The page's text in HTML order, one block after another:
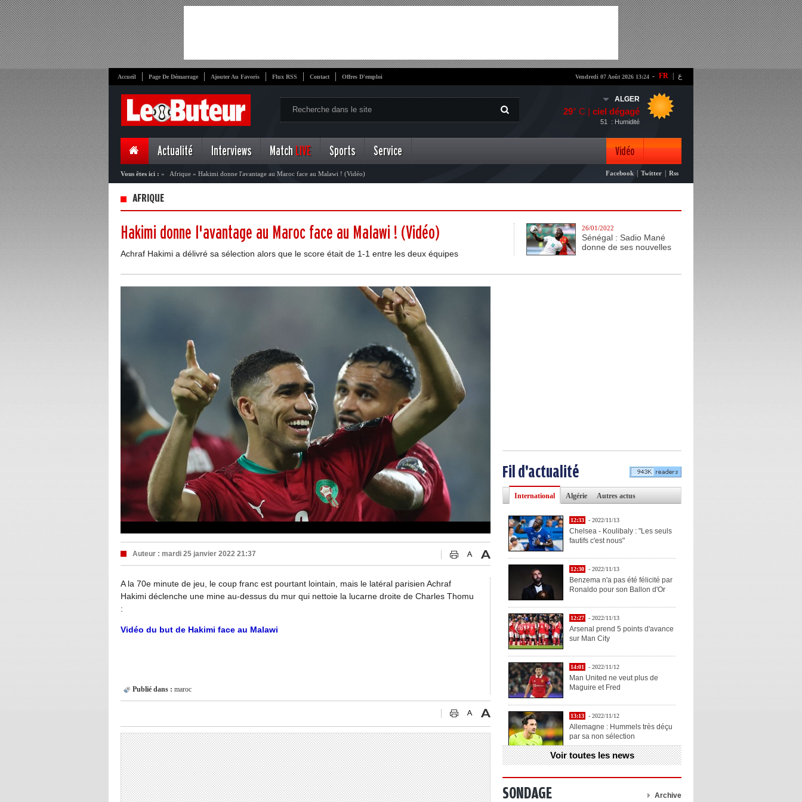
- FR ع Accueil Page De Démarrage Ajouter Au Favoris Flux RSS Contact Offres D'emploi Vendredi 07 Août 2026 13:24
ALGER
29° C | ciel dégagé
: Humidité
51
Actualité Interviews Match LIVE Sports Service Vidéo
Photo
Vous êtes ici : » Afrique » Hakimi donne l'avantage au Maroc face au Malawi ! (Vidéo) Facebook Twitter Rss
AFRIQUE
Hakimi donne l'avantage au Maroc face au Malawi ! (Vidéo)
Achraf Hakimi a délivré sa sélection alors que le score était de 1-1 entre les deux équipes
26/01/2022
Sénégal : Sadio Mané
donne de ses nouvelles
Auteur : mardi 25 janvier 2022 21:37
A la 70e minute de jeu, le coup franc est pourtant lointain, mais le latéral parisien Achraf
Hakimi déclenche une mine au-dessus du mur qui nettoie la lucarne droite de Charles Thomu
:
Vidéo du but de Hakimi face au Malawi
Publié dans : maroc
Fil d'actualité
International Algérie Autres actus
12:33 - 2022/11/13
Chelsea - Koulibaly : "Les seuls
fautifs c'est nous"
12:30 - 2022/11/13
Benzema n'a pas été félicité par
Ronaldo pour son Ballon d'Or
12:27 - 2022/11/13
Arsenal prend 5 points d'avance
sur Man City
14:01 - 2022/11/12
Man United ne veut plus de
Maguire et Fred
13:13 - 2022/11/12
Allemagne : Hummels très déçu
par sa non sélection
13:11 - 2022/11/12
Henry explique la chose qu'il
Voir toutes les news
SONDAGE Archive